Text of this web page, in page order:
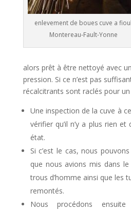
enlevement de boues cuve a fioul
Montereau-Fault-Yonne
alors prêt à être nettoyé avec
pression. Si ce n’est pas
récalcitrants sont raclés pour
Une inspection de la cuve à
vérifier qu’il n’y a plus rien
état.
Si c’est le cas, nous
que nous avions mis dans
trous d’homme ainsi que les
remontés.
Nous procédons